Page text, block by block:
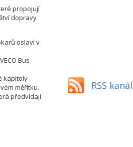
propojují
dopravy
oslaví v
Bus
kapitoly
měřítku.
předvídají
RSS kanál